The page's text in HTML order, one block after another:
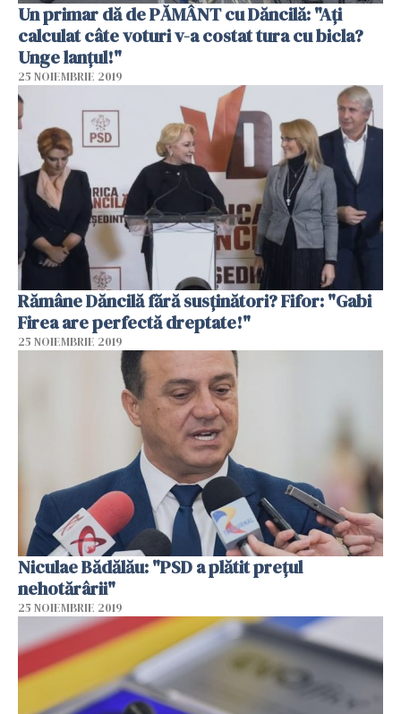
Un primar dă de PĂMÂNT cu Dăncilă: "Ați
calculat câte voturi v-a costat tura cu bicla?
Unge lanţul!"
25 NOIEMBRIE 2019
Rămâne Dăncilă fără susţinători? Fifor: "Gabi
Firea are perfectă dreptate!"
25 NOIEMBRIE 2019
Niculae Bădălău: "PSD a plătit prețul
nehotărârii"
25 NOIEMBRIE 2019